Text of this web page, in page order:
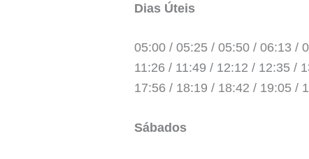
Dias Úteis
05:00 / 05:25 / 05:50 / 06:13 /
11:26 / 11:49 / 12:12 / 12:35 /
17:56 / 18:19 / 18:42 / 19:05 /
Sábados